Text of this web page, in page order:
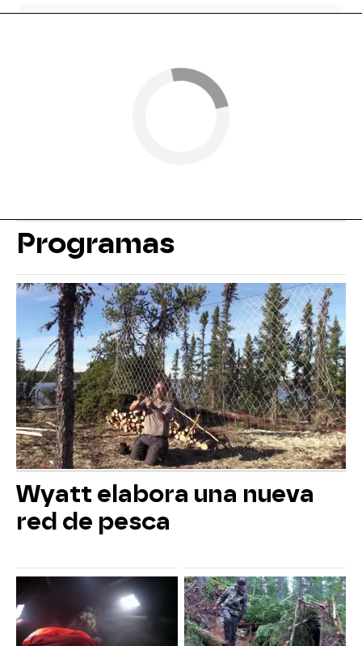
Programas
Wyatt elabora una nueva
red de pesca